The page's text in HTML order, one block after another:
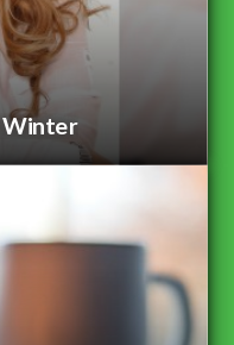
Winter